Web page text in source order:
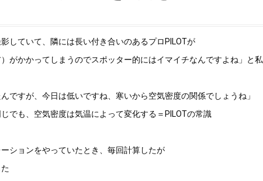
していて、隣には長い付き合いのあるプロPILOTが
がかかってしまうのでスポッター的にはイマイチなんですよね」と私
ですが、今日は低いですね、寒いから空気密度の関係でしょうね」
でも、空気密度は気温によって変化する＝PILOTの常識
ションをやっていたとき、毎回計算したが